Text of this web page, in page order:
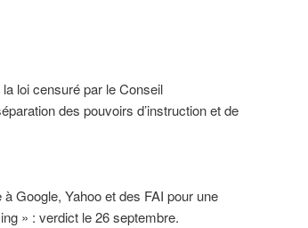
loi censuré par le Conseil
des pouvoirs d’instruction et de
Google, Yahoo et des FAI pour une
» : verdict le 26 septembre.